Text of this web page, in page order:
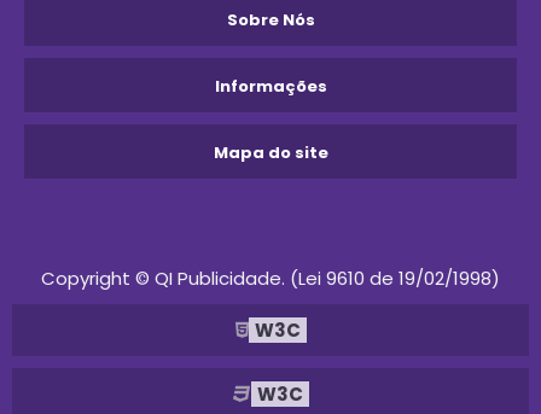
Sobre Nós
Informações
Mapa do site
Copyright © QI Publicidade. (Lei 9610 de 19/02/1998)
W3C
W3C